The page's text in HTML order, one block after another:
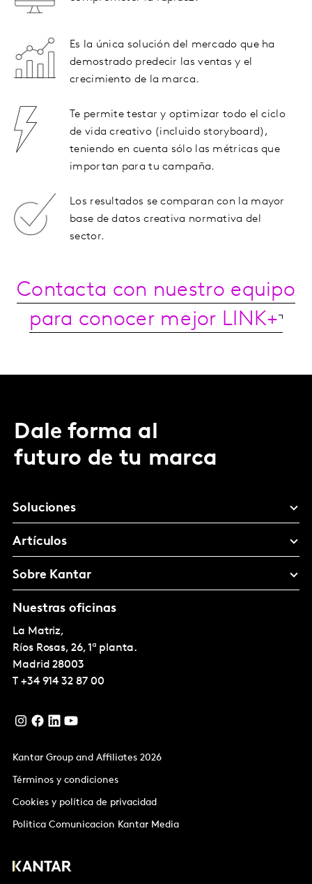
Es la única solución del mercado que ha
demostrado predecir las ventas y el
crecimiento de la marca.
Te permite testar y optimizar todo el ciclo
de vida creativo (incluido storyboard),
teniendo en cuenta sólo las métricas que
importan para tu campaña.
Los resultados se comparan con la mayor
base de datos creativa normativa del
sector.
Contacta con nuestro equipo
para conocer mejor LINK+
Dale forma al
futuro de tu marca
Soluciones
Artículos
Sobre Kantar
Nuestras oficinas
La Matriz,
Ríos Rosas, 26, 1ª planta.
Madrid 28003
T +34 914 32 87 00
Kantar Group and Affiliates 2026
Términos y condiciones
Cookies y política de privacidad
Politica Comunicacion Kantar Media